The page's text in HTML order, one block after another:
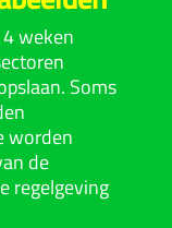
weken
Soms
worden
de
regelgeving